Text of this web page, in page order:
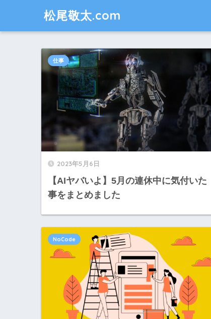
松尾敬太.com
2023年5月6日
【AIヤバいよ】5月の連休中に気付いた
事をまとめました
仕事
NoCode